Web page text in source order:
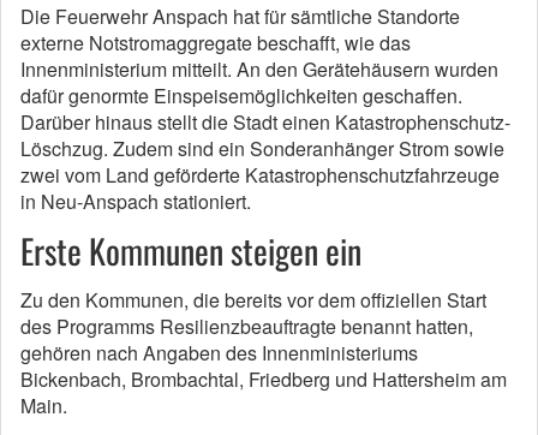
Die Feuerwehr Anspach hat für sämtliche Standorte
externe Notstromaggregate beschafft, wie das
Innenministerium mitteilt. An den Gerätehäusern wurden
dafür genormte Einspeisemöglichkeiten geschaffen.
Darüber hinaus stellt die Stadt einen Katastrophenschutz-
Löschzug. Zudem sind ein Sonderanhänger Strom sowie
zwei vom Land geförderte Katastrophenschutzfahrzeuge
in Neu-Anspach stationiert.
Erste Kommunen steigen ein
Zu den Kommunen, die bereits vor dem offiziellen Start
des Programms Resilienzbeauftragte benannt hatten,
gehören nach Angaben des Innenministeriums
Bickenbach, Brombachtal, Friedberg und Hattersheim am
Main.